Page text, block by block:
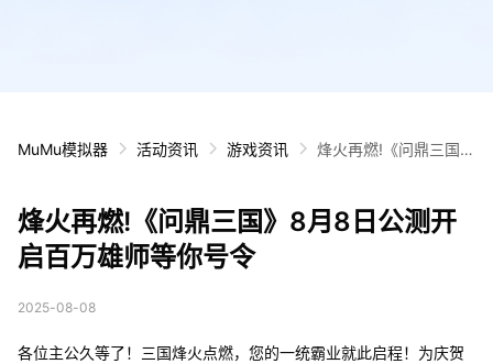
MuMu模拟器 活动资讯 游戏资讯
烽火再燃!《问鼎三国》
烽火再燃!《问鼎三国》8月8日公测开
启百万雄师等你号令
2025-08-08
各位主公久等了！三国烽火点燃，您的一统霸业就此启程！为庆贺